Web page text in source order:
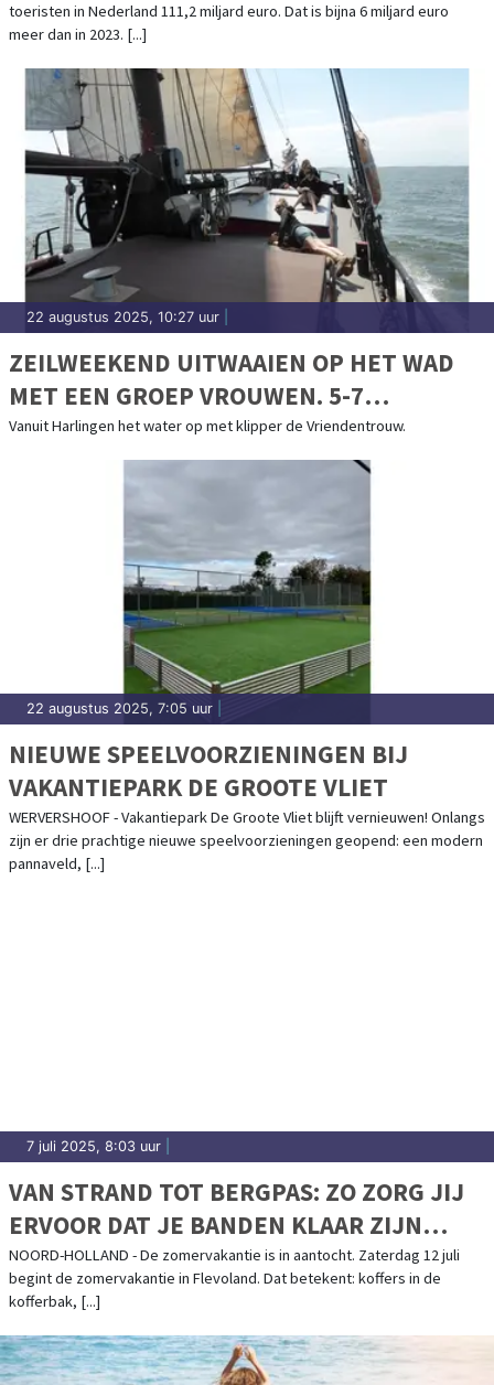
toeristen in Nederland 111,2 miljard euro. Dat is bijna 6 miljard euro
meer dan in 2023. [...]
22 augustus 2025, 10:27 uur
ZEILWEEKEND UITWAAIEN OP HET WAD
MET EEN GROEP VROUWEN. 5-7
SEPTEMBER 2025
Vanuit Harlingen het water op met klipper de Vriendentrouw.
22 augustus 2025, 7:05 uur
NIEUWE SPEELVOORZIENINGEN BIJ
VAKANTIEPARK DE GROOTE VLIET
WERVERSHOOF - Vakantiepark De Groote Vliet blijft vernieuwen! Onlangs
zijn er drie prachtige nieuwe speelvoorzieningen geopend: een modern
pannaveld, [...]
7 juli 2025, 8:03 uur
VAN STRAND TOT BERGPAS: ZO ZORG JIJ
ERVOOR DAT JE BANDEN KLAAR ZIJN
VOOR ELKE VAKANTIE
NOORD-HOLLAND - De zomervakantie is in aantocht. Zaterdag 12 juli
begint de zomervakantie in Flevoland. Dat betekent: koffers in de
kofferbak, [...]